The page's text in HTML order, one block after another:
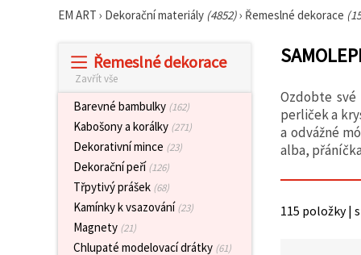
EM ART › Dekorační materiály (4852)› Řemeslné dekorace
Řemeslné dekorace
Zavřít vše
Barevné bambulky (162)
Kabošony a korálky (271)
Dekorativní mince (23)
Dekorační peří(126)
Třpytivý prášek (68)
Kamínky k vsazování(23)
Magnety (21)
Chlupaté modelovací drátky (61)
Ozdobte
perliček a
a odvážné
alba,
115 položky |